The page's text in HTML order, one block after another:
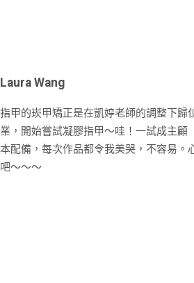
Laura Wang
指甲的崁甲矯正是在凱婷老師的調整下歸
業，開始嘗試凝膠指甲～哇！一試成主顧
本配備，每次作品都令我美哭，不容易
吧～～～